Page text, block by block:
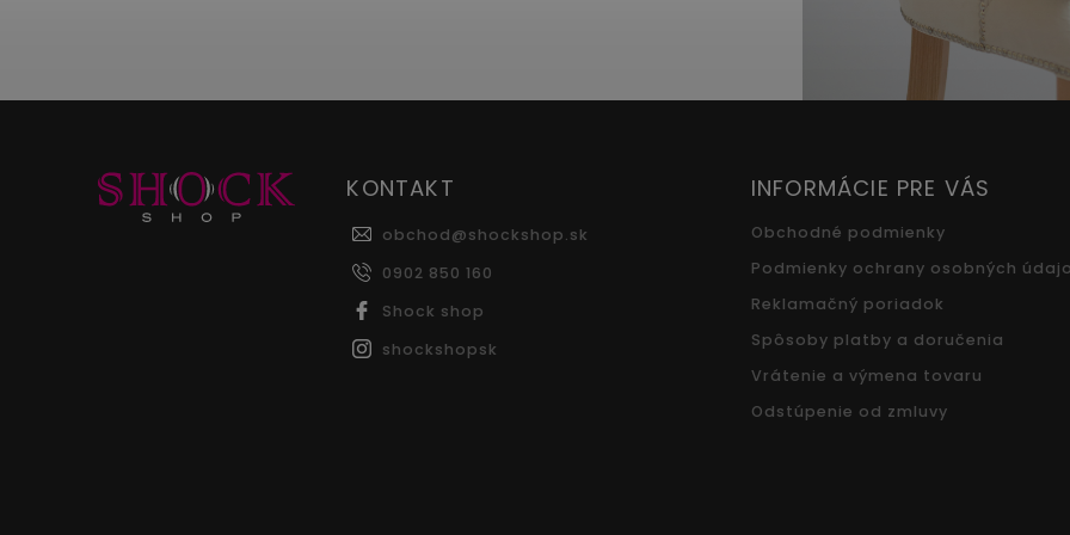
KONTAKT
obchod@shockshop.sk
0902 850 160
Shock shop
shockshopsk
INFORMÁCIE PRE VÁS
Obchodné podmienky
Podmienky ochrany osobných
Reklamačný poriadok
Spôsoby platby a doručenia
Vrátenie a výmena tovaru
Odstúpenie od zmluvy